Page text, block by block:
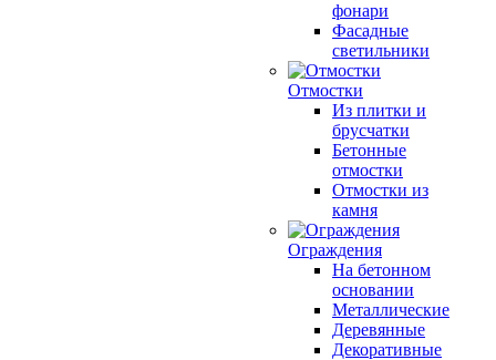
фонари
Фасадные
светильники
Отмостки
Из плитки и
брусчатки
Бетонные
отмостки
Отмостки из
камня
Ограждения
На бетонном
основании
Металлические
Деревянные
Декоративные